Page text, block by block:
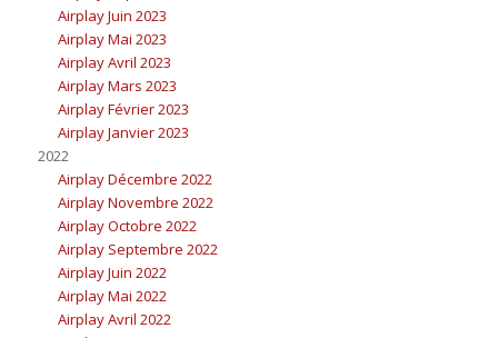
Airplay Juin 2023
Airplay Mai 2023
Airplay Avril 2023
Airplay Mars 2023
Airplay Février 2023
Airplay Janvier 2023
2022
Airplay Décembre 2022
Airplay Novembre 2022
Airplay Octobre 2022
Airplay Septembre 2022
Airplay Juin 2022
Airplay Mai 2022
Airplay Avril 2022